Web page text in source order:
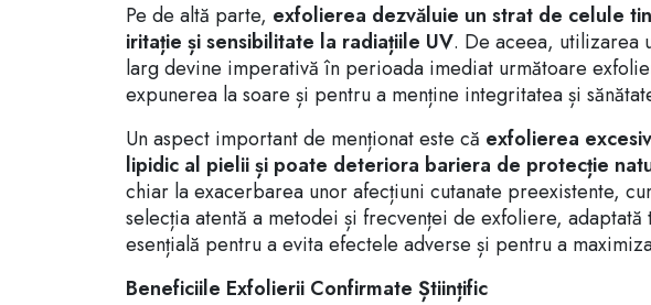
Pe de altă parte, exfolierea dezvăluie un strat de celule
iritație și sensibilitate la radiațiile UV. De aceea, utilizarea
larg devine imperativă în perioada imediat următoare
expunerea la soare și pentru a menține integritatea și
Un aspect important de menționat este că exfolierea
lipidic al pielii și poate deteriora bariera de protecție
chiar la exacerbarea unor afecțiuni cutanate preexistente,
selecția atentă a metodei și frecvenței de exfoliere,
esențială pentru a evita efectele adverse și pentru a
Beneficiile Exfolierii Confirmate Științific